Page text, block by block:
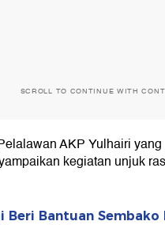
SCROLL TO CONTINUE WITH
AKP Yulhairi
kegiatan unjuk
Beri Bantuan